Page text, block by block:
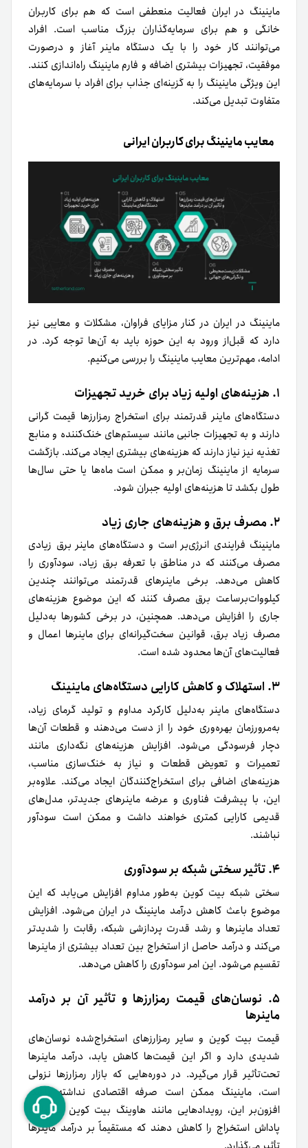
ماینینگ در ایران فعالیت منعطفی است که هم برای کاربران
خانگی و هم برای سرمایه‌گذاران بزرگ مناسب است. افراد
می‌توانند کار خود را با یک دستگاه ماینر آغاز و در‌صورت
موفقیت، تجهیزات بیشتری اضافه و فارم ماینینگ راه‌اندازی کنند.
این ویژگی ماینینگ را به گزینه‌ای جذاب برای افراد با سرمایه‌های
متفاوت تبدیل می‌کند.
معایب ماینینگ برای کاربران ایرانی
ماینینگ در ایران در کنار مزایای فراوان، مشکلات و معایبی نیز
دارد که قبل‌از ورود به این حوزه باید به آن‌ها توجه کرد. در
ادامه، مهم‌ترین معایب ماینینگ را بررسی می‌کنیم.
۱. هزینه‌های اولیه زیاد برای خرید تجهیزات
دستگاه‌های ماینر قدرتمند برای استخراج رمزارزها قیمت گرانی
دارند و به تجهیزات جانبی مانند سیستم‌های خنک‌کننده و منابع
تغذیه نیز نیاز دارند که هزینه‌های بیشتری ایجاد می‌کند. بازگشت
سرمایه از ماینینگ زمان‌بر و ممکن است ماه‌ها یا حتی سال‌ها
طول بکشد تا هزینه‌های اولیه جبران شود.
۲. مصرف برق و هزینه‌های جاری زیاد
ماینینگ فرایندی انرژی‌بر است و دستگاه‌های ماینر برق زیادی
مصرف می‌کنند که در مناطق با تعرفه برق زیاد، سودآوری را
کاهش می‌دهد. برخی ماینرهای قدرتمند می‌توانند چندین
کیلووات‌برساعت برق مصرف کنند که این موضوع هزینه‌های
جاری را افزایش می‌دهد. همچنین، در برخی کشورها به‌دلیل
مصرف زیاد برق، قوانین سخت‌گیرانه‌ای برای ماینرها اعمال و
فعالیت‌های آن‌ها محدود شده است.
۳. استهلاک و کاهش کارایی دستگاه‌های ماینینگ
دستگاه‌های ماینر به‌دلیل کارکرد مداوم و تولید گرمای زیاد،
به‌مرورزمان بهره‌وری خود را از دست می‌دهند و قطعات آن‌ها
دچار فرسودگی می‌شود. افزایش هزینه‌های نگه‌داری مانند
تعمیرات و تعویض قطعات و نیاز به خنک‌سازی مناسب،
هزینه‌های اضافی برای استخراج‌کنندگان ایجاد می‌کند. علاوه‌بر
این، با پیشرفت فناوری و عرضه ماینرهای جدیدتر، مدل‌های
قدیمی کارایی کمتری خواهند داشت و ممکن است سودآور
نباشند.
۴. تأثیر سختی شبکه بر سودآوری
سختی شبکه بیت کوین به‌طور مداوم افزایش می‌یابد که این
موضوع باعث کاهش درآمد ماینینگ در ایران می‌شود. افزایش
تعداد ماینرها و رشد قدرت پردازشی شبکه، رقابت را شدیدتر
می‌کند و درآمد حاصل از استخراج بین تعداد بیشتری از ماینرها
تقسیم می‌شود. این امر سودآوری را کاهش می‌دهد.
۵. نوسان‌های قیمت رمزارزها و تأثیر آن بر درآمد
ماینرها
قیمت بیت کوین و سایر رمزارزهای استخراج‌شده نوسان‌های
شدیدی دارد و اگر این قیمت‌ها کاهش یابد، درآمد ماینرها
تحت‌تأثیر قرار می‌گیرد. در دوره‌هایی که بازار رمزارزها نزولی
است، ماینینگ ممکن است صرفه اقتصادی نداشته باشد.
افزون‌بر این، رویدادهایی مانند هاوینگ بیت کوین می‌توانند
پاداش استخراج را کاهش دهند که مستقیماً بر درآمد ماینرها